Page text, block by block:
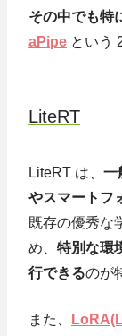
その中でも特
aPipe という
LiteRT
LiteRT は、 一
やスマートフ
既存の優秀な
め、 特別な環
行できるのが
また、